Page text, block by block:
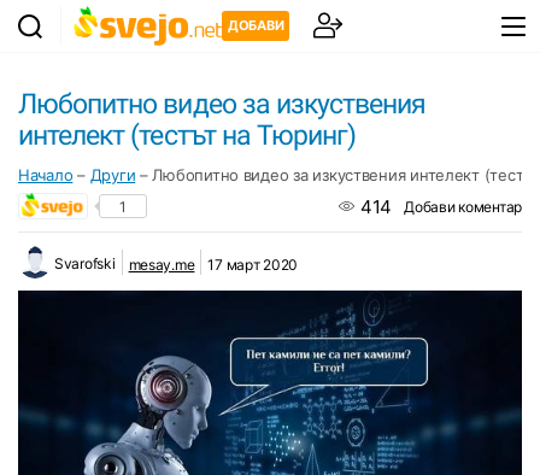
ДОБАВИ
Любопитно видео за изкуствения
интелект (тестът на Тюринг)
Начало – Други – Любопитно видео за изкуствения интелект
1 414 Добави коментар
Svarofski mesay.me 17 март 2020